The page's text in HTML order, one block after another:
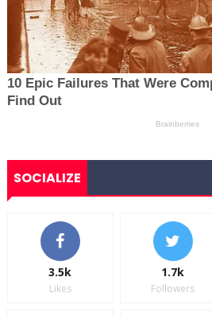
SOCIALIZE
3.5k
Likes
1.7k
Followers